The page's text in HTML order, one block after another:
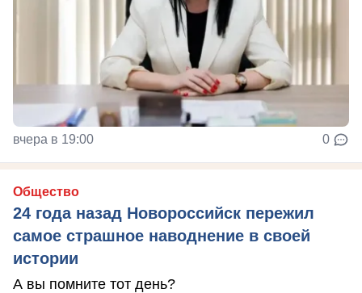
вчера в 19:00 0
Общество
24 года назад Новороссийск пережил
самое страшное наводнение в своей
истории
А вы помните тот день?